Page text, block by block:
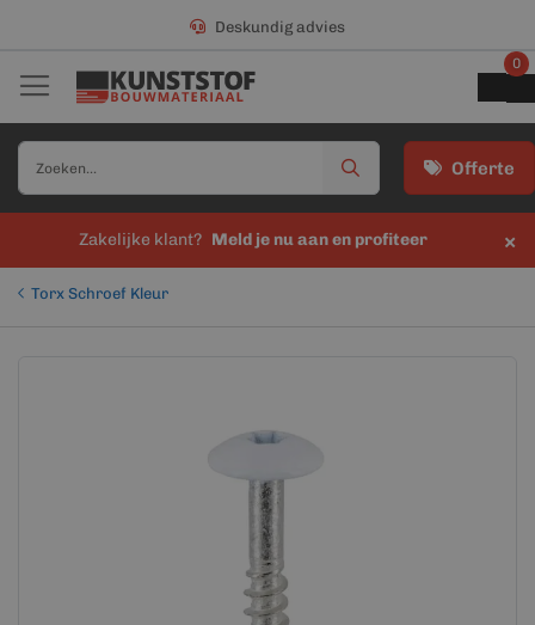
Deskundig advies
Offerte
0
Zakelijke klant? Meld je nu aan en profiteer ×
Torx Schroef Kleur